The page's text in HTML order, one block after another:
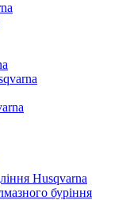
Husqvarna
буріння